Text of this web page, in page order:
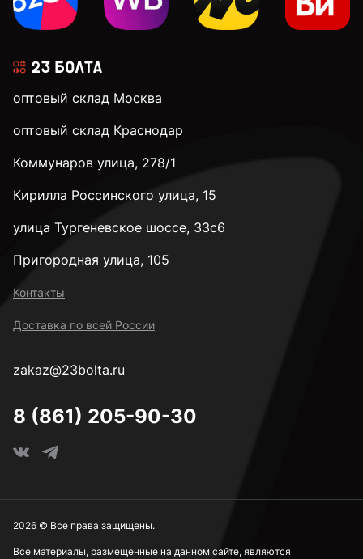
оптовый склад Москва
оптовый склад Краснодар
Коммунаров улица, 278/1
Кирилла Россинского улица, 15
улица Тургеневское шоссе, 33с6
Пригородная улица, 105
Контакты
Доставка по всей России
zakaz@23bolta.ru
8 (861) 205-90-30
Все материалы, размещенные на данном сайте, являются
2026 © Все права защищены.